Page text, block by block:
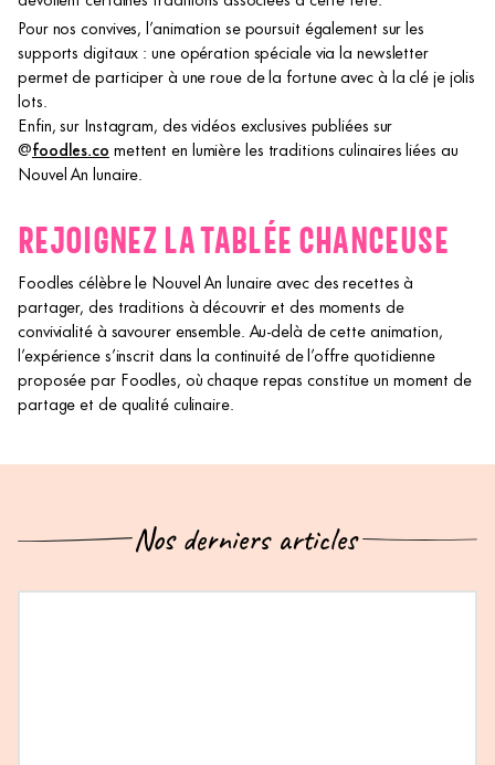
Pour nos convives, l’animation se poursuit également sur les
supports digitaux : une opération spéciale via la newsletter
permet de participer à une roue de la fortune avec à la clé je jolis
lots.
Enfin, sur Instagram, des vidéos exclusives publiées sur
@foodles.co mettent en lumière les traditions culinaires liées au
Nouvel An lunaire.
REJOIGNEZ LA TABLÉE CHANCEUSE
Foodles célèbre le Nouvel An lunaire avec des recettes à
partager, des traditions à découvrir et des moments de
convivialité à savourer ensemble. Au-delà de cette animation,
l’expérience s’inscrit dans la continuité de l’offre quotidienne
proposée par Foodles, où chaque repas constitue un moment de
partage et de qualité culinaire.
Nos derniers articles